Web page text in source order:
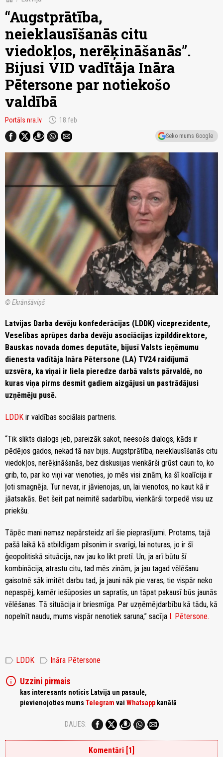
“Augstprātība,
neieklausīšanās citu
viedokļos, nerēķināšanās”.
Bijusi VID vadītāja Ināra
Pētersone par notiekošo
valdībā
Portāls nra.lv schedule 18.feb
Seko mums Google
© Ekrānšāviņš
Latvijas Darba devēju konfederācijas (LDDK) viceprezidente,
Veselības aprūpes darba devēju asociācijas izpilddirektore,
Bauskas novada domes deputāte, bijusī Valsts ieņēmumu
dienesta vadītāja Ināra Pētersone (LA) TV24 raidījumā
uzsvēra, ka viņai ir liela pieredze darbā valsts pārvaldē, no
kuras viņa pirms desmit gadiem aizgājusi un pastrādājusi
uzņēmēju pusē.
LDDK ir valdības sociālais partneris.
“Tik slikts dialogs jeb, pareizāk sakot, neesošs dialogs, kāds ir
pēdējos gados, nekad tā nav bijis. Augstprātība, neieklausīšanās citu
viedokļos, nerēķināšanās, bez diskusijas vienkārši grūst cauri to, ko
grib, to, par ko viņi var vienoties, jo mēs visi zinām, ka šī koalīcija ir
ļoti smagnēja. Tur nevar, ir jāvienojas, un, lai vienotos, no kaut kā ir
jāatsakās. Bet šeit pat neimitē sadarbību, vienkārši torpedē visu uz
priekšu.
Tāpēc mani nemaz nepārsteidz arī šie pieprasījumi. Protams, tajā
pašā laikā kā atbildīgam pilsonim ir svarīgi, lai noturas, jo ir šī
ģeopolitiskā situācija, nav jau ko likt pretī. Un, ja arī būtu šī
kombinācija, atrastu citu, tad mēs zinām, ja jau tagad vēlēšanu
gaisotnē sāk imitēt darbu tad, ja jauni nāk pie varas, tie vispār neko
nepaspēj, kamēr iešūposies un sapratīs, un tāpat pakausī būs jaunās
vēlēšanas. Tā situācija ir briesmīga. Par uzņēmējdarbību kā tādu, kā
nopelnīt naudu, mums vispār nenotiek saruna,” sacīja I. Pētersone.
label LDDK label Ināra Pētersone
info Uzzini pirmais
kas interesants noticis Latvijā un pasaulē,
pievienojoties mums Telegram vai Whatsapp kanālā
DALIES:
Komentāri [1]